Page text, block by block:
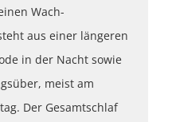
Wach-
aus einer längeren
in der Nacht sowie
meist am
Der Gesamtschlaf